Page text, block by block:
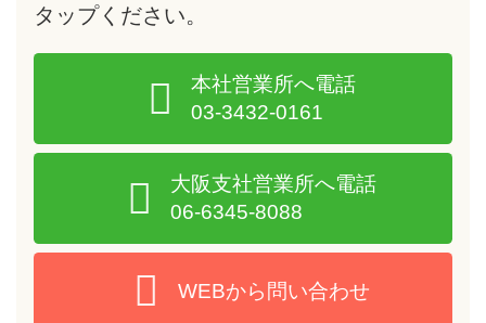
タップください。
本社営業所へ電話
03-3432-0161
大阪支社営業所へ電話
06-6345-8088
WEBから問い合わせ